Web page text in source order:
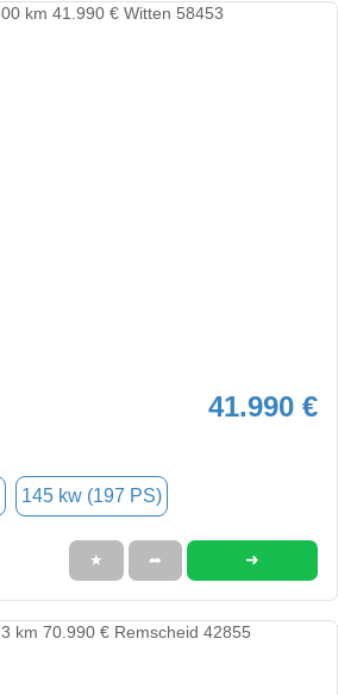
41.990 €
145 kw (197 PS)
★ ➦ ➜